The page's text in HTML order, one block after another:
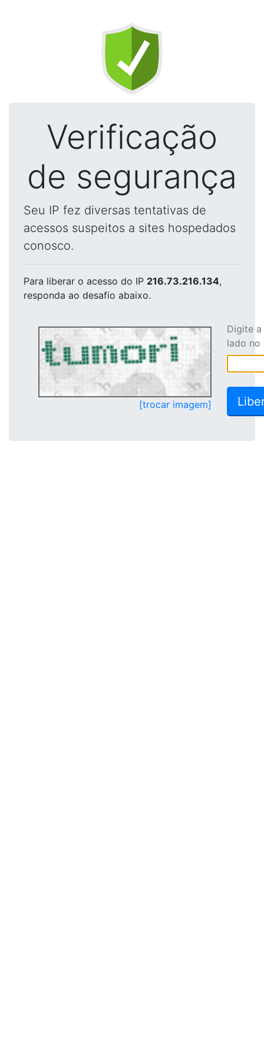
Verificação
de segurança
Seu IP fez diversas tentativas de
acessos suspeitos a sites hospedados
conosco.
Para liberar o acesso do IP 216.73.216.134,
responda ao desafio abaixo.
[trocar imagem]
Digite
lado no